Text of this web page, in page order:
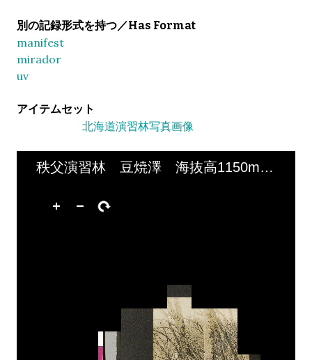
別の記録形式を持つ／Has Format
manifest
mirador
uv
アイテムセット
北海道演習林写真画像
秩父演習林 豆焼澤 海抜高1150m 林況ブナ・シデ・ミヅメ・ナラ・ソロ(アカシデ)混生希にツガ混生 ポール添樹木大きさソロ(アカシデ)樹高23m胸高直径46㎝ 昭和11年3月20日撮影